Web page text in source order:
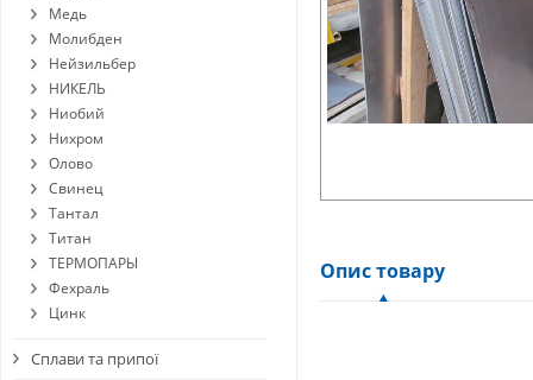
Опис товару
Медь
Молибден
Нейзильбер
НИКЕЛЬ
Ниобий
Нихром
Олово
Свинец
Тантал
Титан
ТЕРМОПАРЫ
Фехраль
Цинк
Сплави та припої